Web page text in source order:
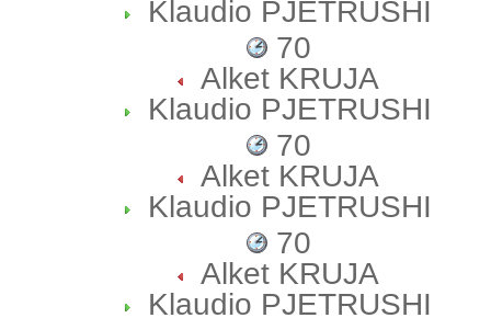
Klaudio PJETRUSHI
70
Alket KRUJA
Klaudio PJETRUSHI
70
Alket KRUJA
Klaudio PJETRUSHI
70
Alket KRUJA
Klaudio PJETRUSHI